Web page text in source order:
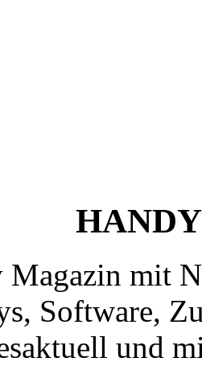
HANDY
Magazin mit
Software,
und